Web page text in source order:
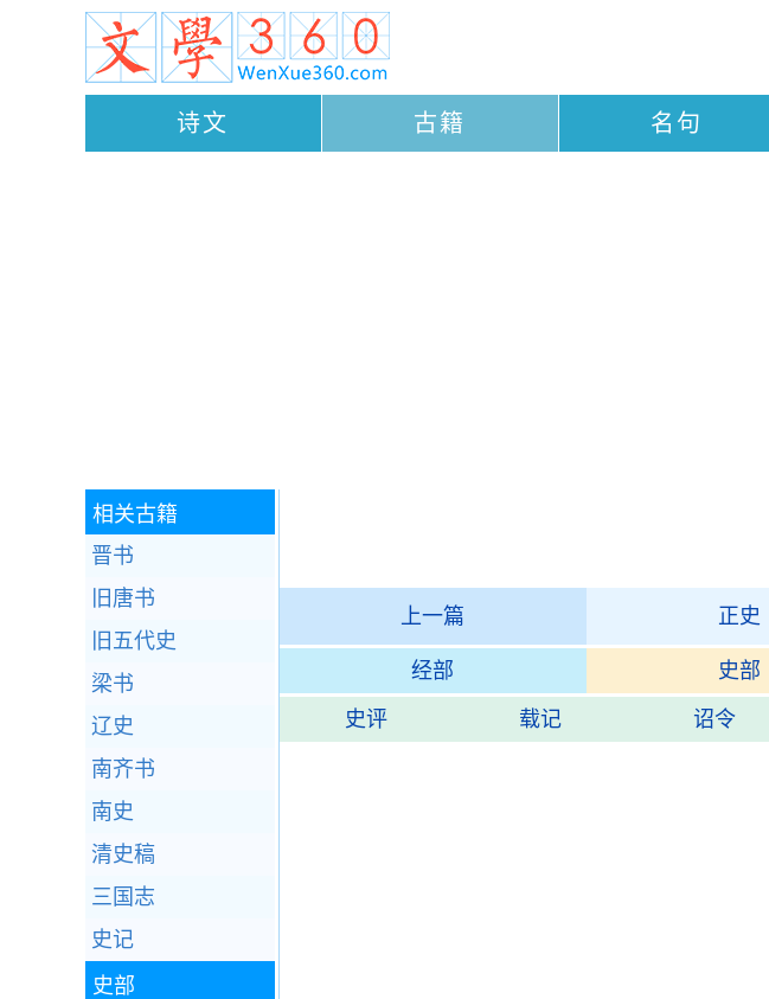
诗文 古籍 名句
上一篇
正史
经部 史部
史评 载记 诏令
相关古籍
晋书
旧唐书
旧五代史
梁书
辽史
南齐书
南史
清史稿
三国志
史记
史部